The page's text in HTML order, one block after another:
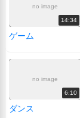
no image
14:34
ゲーム
no image
6:10
ダンス